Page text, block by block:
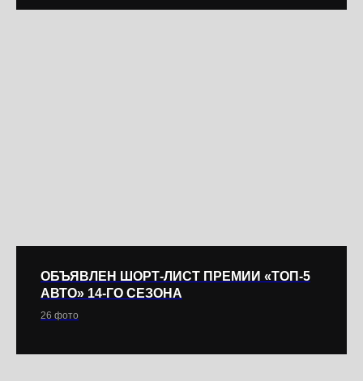
ОБЪЯВЛЕН ШОРТ-ЛИСТ ПРЕМИИ «ТОП-5
АВТО» 14-ГО СЕЗОНА
26 фото